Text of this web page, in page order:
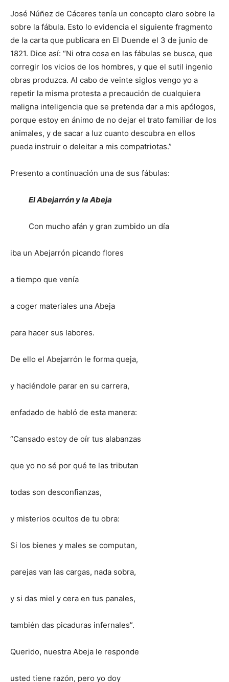
José Núñez de Cáceres tenía un concepto claro sobre la
sobre la fábula. Esto lo evidencia el siguiente fragmento
de la carta que publicara en El Duende el 3 de junio de
1821. Dice así: “Ni otra cosa en las fábulas se busca, que
corregir los vicios de los hombres, y que el sutil ingenio
obras produzca. Al cabo de veinte siglos vengo yo a
repetir la misma protesta a precaución de cualquiera
maligna inteligencia que se pretenda dar a mis apólogos,
porque estoy en ánimo de no dejar el trato familiar de los
animales, y de sacar a luz cuanto descubra en ellos
pueda instruir o deleitar a mis compatriotas.”
Presento a continuación una de sus fábulas:
El Abejarrón y la Abeja
Con mucho afán y gran zumbido un día
iba un Abejarrón picando flores
a tiempo que venía
a coger materiales una Abeja
para hacer sus labores.
De ello el Abejarrón le forma queja,
y haciéndole parar en su carrera,
enfadado de habló de esta manera:
“Cansado estoy de oír tus alabanzas
que yo no sé por qué te las tributan
todas son desconfianzas,
y misterios ocultos de tu obra:
Si los bienes y males se computan,
parejas van las cargas, nada sobra,
y si das miel y cera en tus panales,
también das picaduras infernales”.
Querido, nuestra Abeja le responde
usted tiene razón, pero yo doy